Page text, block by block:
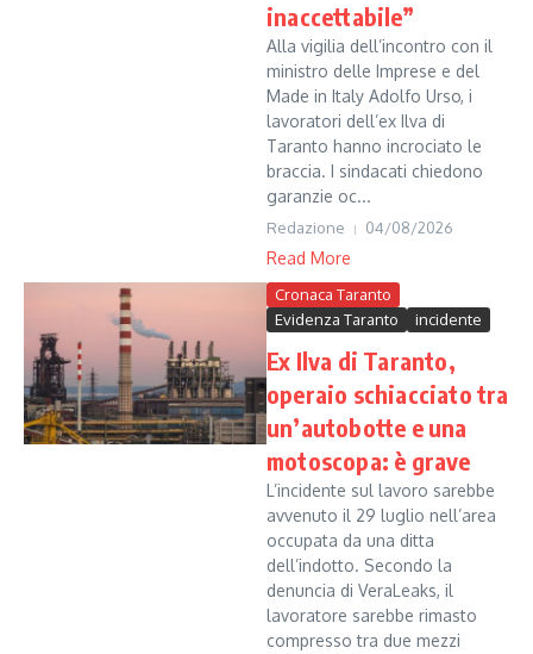
inaccettabile”
Alla vigilia dell’incontro con il
ministro delle Imprese e del
Made in Italy Adolfo Urso, i
lavoratori dell’ex Ilva di
Taranto hanno incrociato le
braccia. I sindacati chiedono
garanzie oc...
Redazione 04/08/2026
Read More
Cronaca Taranto
Evidenza Taranto
incidente
Ex Ilva di Taranto,
operaio schiacciato tra
un’autobotte e una
motoscopa: è grave
L’incidente sul lavoro sarebbe
avvenuto il 29 luglio nell’area
occupata da una ditta
dell’indotto. Secondo la
denuncia di VeraLeaks, il
lavoratore sarebbe rimasto
compresso tra due mezzi